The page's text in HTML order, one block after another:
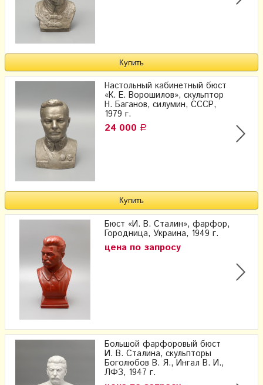
Настольный кабинетный бюст
«К. Е. Ворошилов», скульптор
Н. Баганов, силумин, СССР,
1979 г.
24 000 Р
Бюст «И. В. Сталин», фарфор,
Городница, Украина, 1949 г.
цена по запросу
Большой фарфоровый бюст
И. В. Сталина, скульпторы
Боголюбов В. Я., Ингал В. И.,
ЛФЗ, 1947 г.